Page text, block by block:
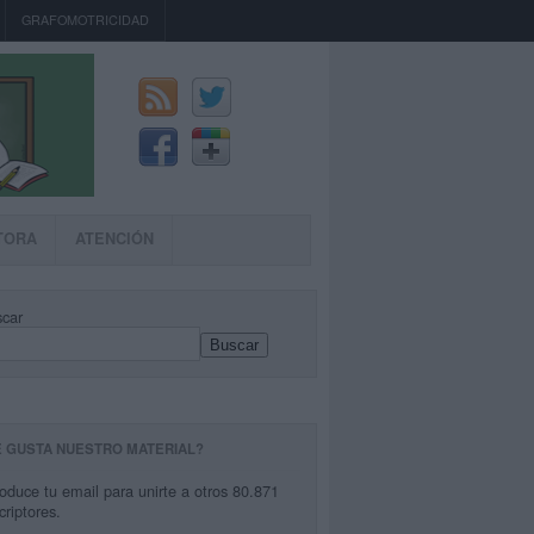
GRAFOMOTRICIDAD
ATENCIÓN
Buscar
GUSTA NUESTRO MATERIAL?
tu email para unirte a otros 80.871